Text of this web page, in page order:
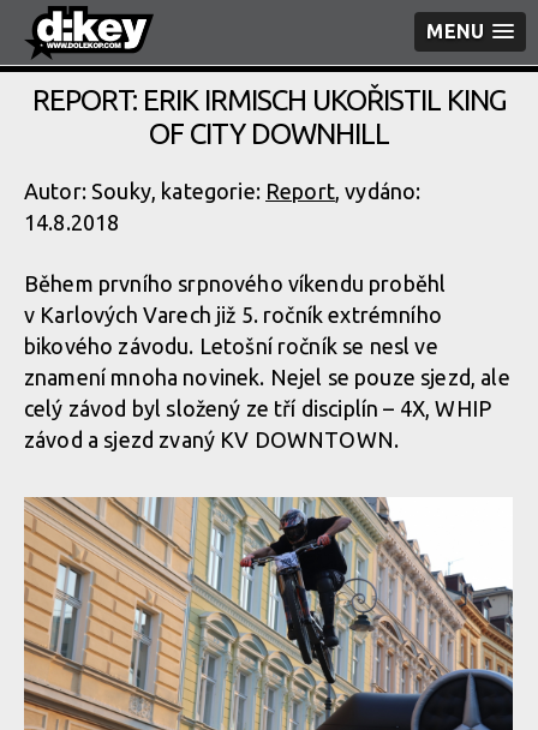
MENU
REPORT: ERIK IRMISCH UKOŘISTIL KING
OF CITY DOWNHILL
Autor: Souky, kategorie: Report, vydáno:
14.8.2018
Během prvního srpnového víkendu proběhl
v Karlových Varech již 5. ročník extrémního
bikového závodu. Letošní ročník se nesl ve
znamení mnoha novinek. Nejel se pouze sjezd, ale
celý závod byl složený ze tří disciplín – 4X, WHIP
závod a sjezd zvaný KV DOWNTOWN.